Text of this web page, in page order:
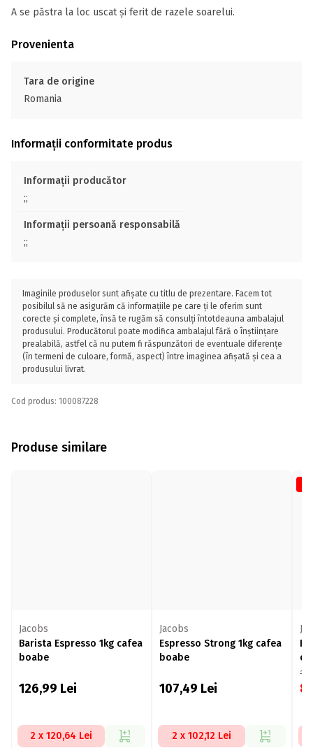
A se păstra la loc uscat și ferit de razele soarelui.
Provenienta
Tara de origine
Romania
Informații conformitate produs
Informații producător
;;
Informații persoană responsabilă
;;
Imaginile produselor sunt afișate cu titlu de prezentare. Facem tot
posibilul să ne asigurăm că informațiile pe care ți le oferim sunt
corecte și complete, însă te rugăm să consulți întotdeauna ambalajul
produsului. Producătorul poate modifica ambalajul fără o înștiințare
prealabilă, astfel că nu putem fi răspunzători de eventuale diferențe
(în termeni de culoare, formă, aspect) între imaginea afișată și cea a
produsului livrat.
Cod produs: 100087228
Produse similare
Jacobs
Barista Espresso 1kg cafea
boabe
126,99 Lei
2 x 120,64 Lei
Jacobs
Espresso Strong 1kg cafea
boabe
107,49 Lei
2 x 102,12 Lei